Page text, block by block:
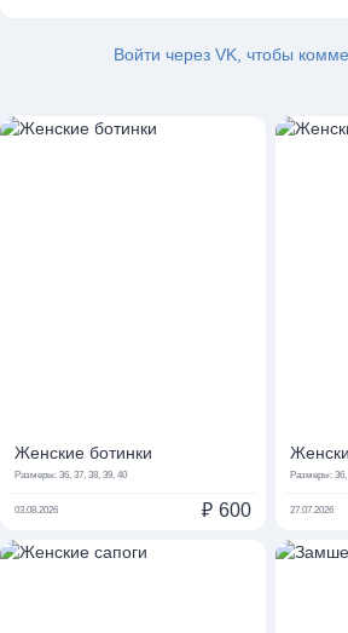
Войти через VK, чтобы
Женские ботинки
Размеры: 36, 37, 38, 39, 40
03.08.2026 ₽ 600
Размеры:
27.07.2026